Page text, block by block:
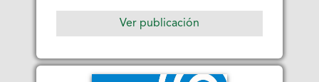
Ver publicación